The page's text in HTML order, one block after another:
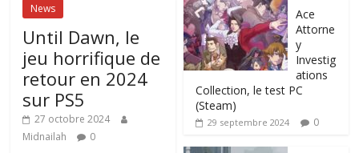
News
Until Dawn, le
jeu horrifique de
retour en 2024
sur PS5
27 octobre 2024
Midnailah
0
Ace
Attorne
y
Investig
ations
Collection, le test PC
(Steam)
29 septembre 2024 0